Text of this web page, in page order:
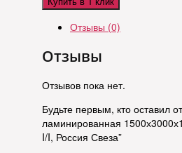
Отзывы (0)
Отзывы
Отзывов пока нет.
Будьте первым, кто оставил
ламинированная
I/I, Россия Свеза”